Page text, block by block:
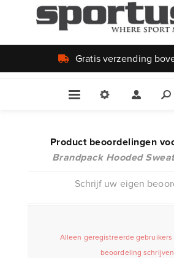
Product beoordelingen
Brandpack Hooded
Schrijf uw eigen
Alleen geregistreerde gebruikers
beoordeling schrijven